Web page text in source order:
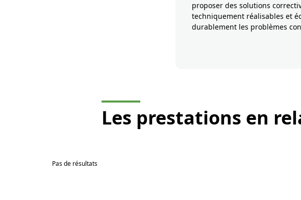
proposer des solutions
techniquement réalisables et
durablement les problèmes
Les prestations en
Pas de résultats